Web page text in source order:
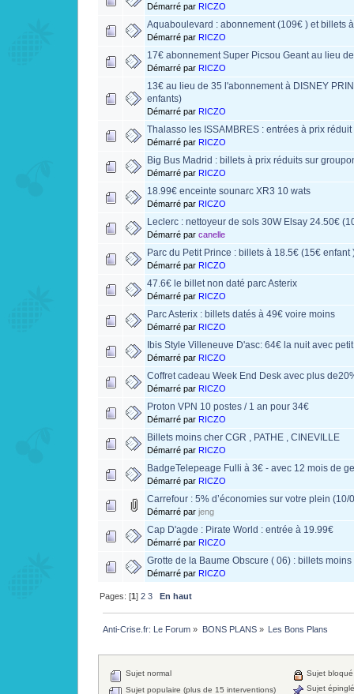
Démarré par RICZO
Aquaboulevard : abonnement (109€ ) et billets
Démarré par RICZO
17€ abonnement Super Picsou Geant au lieu
Démarré par RICZO
13€ au lieu de 35 l'abonnement à DISNEY
enfants)
Démarré par RICZO
Thalasso les ISSAMBRES : entrées à prix réduit
Démarré par RICZO
Big Bus Madrid : billets à prix réduits sur
Démarré par RICZO
18.99€ enceinte sounarc XR3 10 wats
Démarré par RICZO
Leclerc : nettoyeur de sols 30W Elsay 24.50€
Démarré par canelle
Parc du Petit Prince : billets à 18.5€ (15€ enfant
Démarré par RICZO
47.6€ le billet non daté parc Asterix
Démarré par RICZO
Parc Asterix : billets datés à 49€ voire moins
Démarré par RICZO
Ibis Style Villeneuve D'asc: 64€ la nuit avec
Démarré par RICZO
Coffret cadeau Week End Desk avec plus
Démarré par RICZO
Proton VPN 10 postes / 1 an pour 34€
Démarré par RICZO
Billets moins cher CGR , PATHE , CINEVILLE
Démarré par RICZO
BadgeTelepeage Fulli à 3€ - avec 12 mois de
Démarré par RICZO
Carrefour : 5% d’économies sur votre plein (10/
Démarré par jeng
Cap D'agde : Pirate World : entrée à 19.99€
Démarré par RICZO
Grotte de la Baume Obscure ( 06) : billets moins
Démarré par RICZO
Pages: [1]2 3 En haut
Anti-Crise.fr: Le Forum » BONS PLANS» Les Bons Plans
Sujet normal
Sujet populaire (plus de 15 interventions)
Sujet bloqué
Sujet